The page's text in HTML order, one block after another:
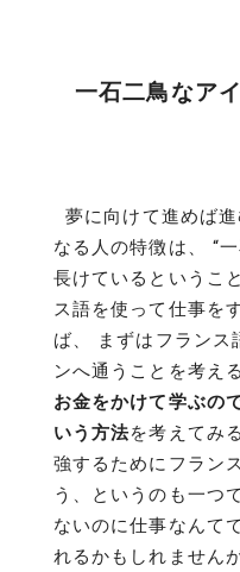
一石二鳥なア
夢に向けて進めば
なる人の特徴は、 “
長けているというこ
ス語を使って仕事を
ば、 まずはフランス
ンへ通うことを考え
お金をかけて学ぶの
いう方法を考えてみ
強するためにフラン
う、というのも一つ
ないのに仕事なんて
れるかもしれません